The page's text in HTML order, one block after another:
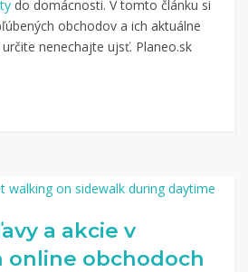
do domácnosti. V tomto článku si
obchodov a ich aktuálne
nenechajte ujsť. Planeo.sk
a akcie v
online obchodoch